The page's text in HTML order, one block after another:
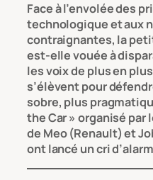
Face à l’envolée des
technologique et aux
contraignantes, la
est-elle vouée à
les voix de plus en
s’élèvent pour
sobre, plus
the Car » organisé par
de Meo (Renault) et
ont lancé un cri